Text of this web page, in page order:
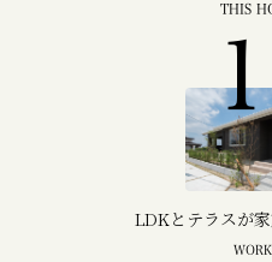
THIS
LDKとテラスが